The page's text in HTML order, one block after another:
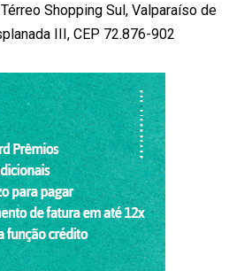
Shopping Sul, Valparaíso de
III, CEP 72.876-902